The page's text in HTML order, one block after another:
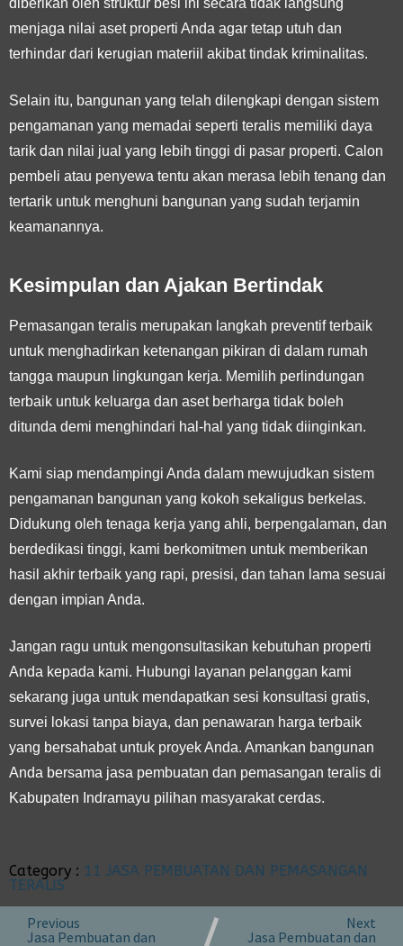
menjaga nilai aset properti Anda agar tetap utuh dan
terhindar dari kerugian materiil akibat tindak kriminalitas.
Selain itu, bangunan yang telah dilengkapi dengan sistem
pengamanan yang memadai seperti teralis memiliki daya
tarik dan nilai jual yang lebih tinggi di pasar properti. Calon
pembeli atau penyewa tentu akan merasa lebih tenang dan
tertarik untuk menghuni bangunan yang sudah terjamin
keamanannya.
Kesimpulan dan Ajakan Bertindak
Pemasangan teralis merupakan langkah preventif terbaik
untuk menghadirkan ketenangan pikiran di dalam rumah
tangga maupun lingkungan kerja. Memilih perlindungan
terbaik untuk keluarga dan aset berharga tidak boleh
ditunda demi menghindari hal-hal yang tidak diinginkan.
Kami siap mendampingi Anda dalam mewujudkan sistem
pengamanan bangunan yang kokoh sekaligus berkelas.
Didukung oleh tenaga kerja yang ahli, berpengalaman, dan
berdedikasi tinggi, kami berkomitmen untuk memberikan
hasil akhir terbaik yang rapi, presisi, dan tahan lama sesuai
dengan impian Anda.
Jangan ragu untuk mengonsultasikan kebutuhan properti
Anda kepada kami. Hubungi layanan pelanggan kami
sekarang juga untuk mendapatkan sesi konsultasi gratis,
survei lokasi tanpa biaya, dan penawaran harga terbaik
yang bersahabat untuk proyek Anda. Amankan bangunan
Anda bersama jasa pembuatan dan pemasangan teralis di
Kabupaten Indramayu pilihan masyarakat cerdas.
Category : 11 JASA PEMBUATAN DAN PEMASANGAN
TERALIS
Previous
Jasa Pembuatan dan
Next
Jasa Pembuatan dan